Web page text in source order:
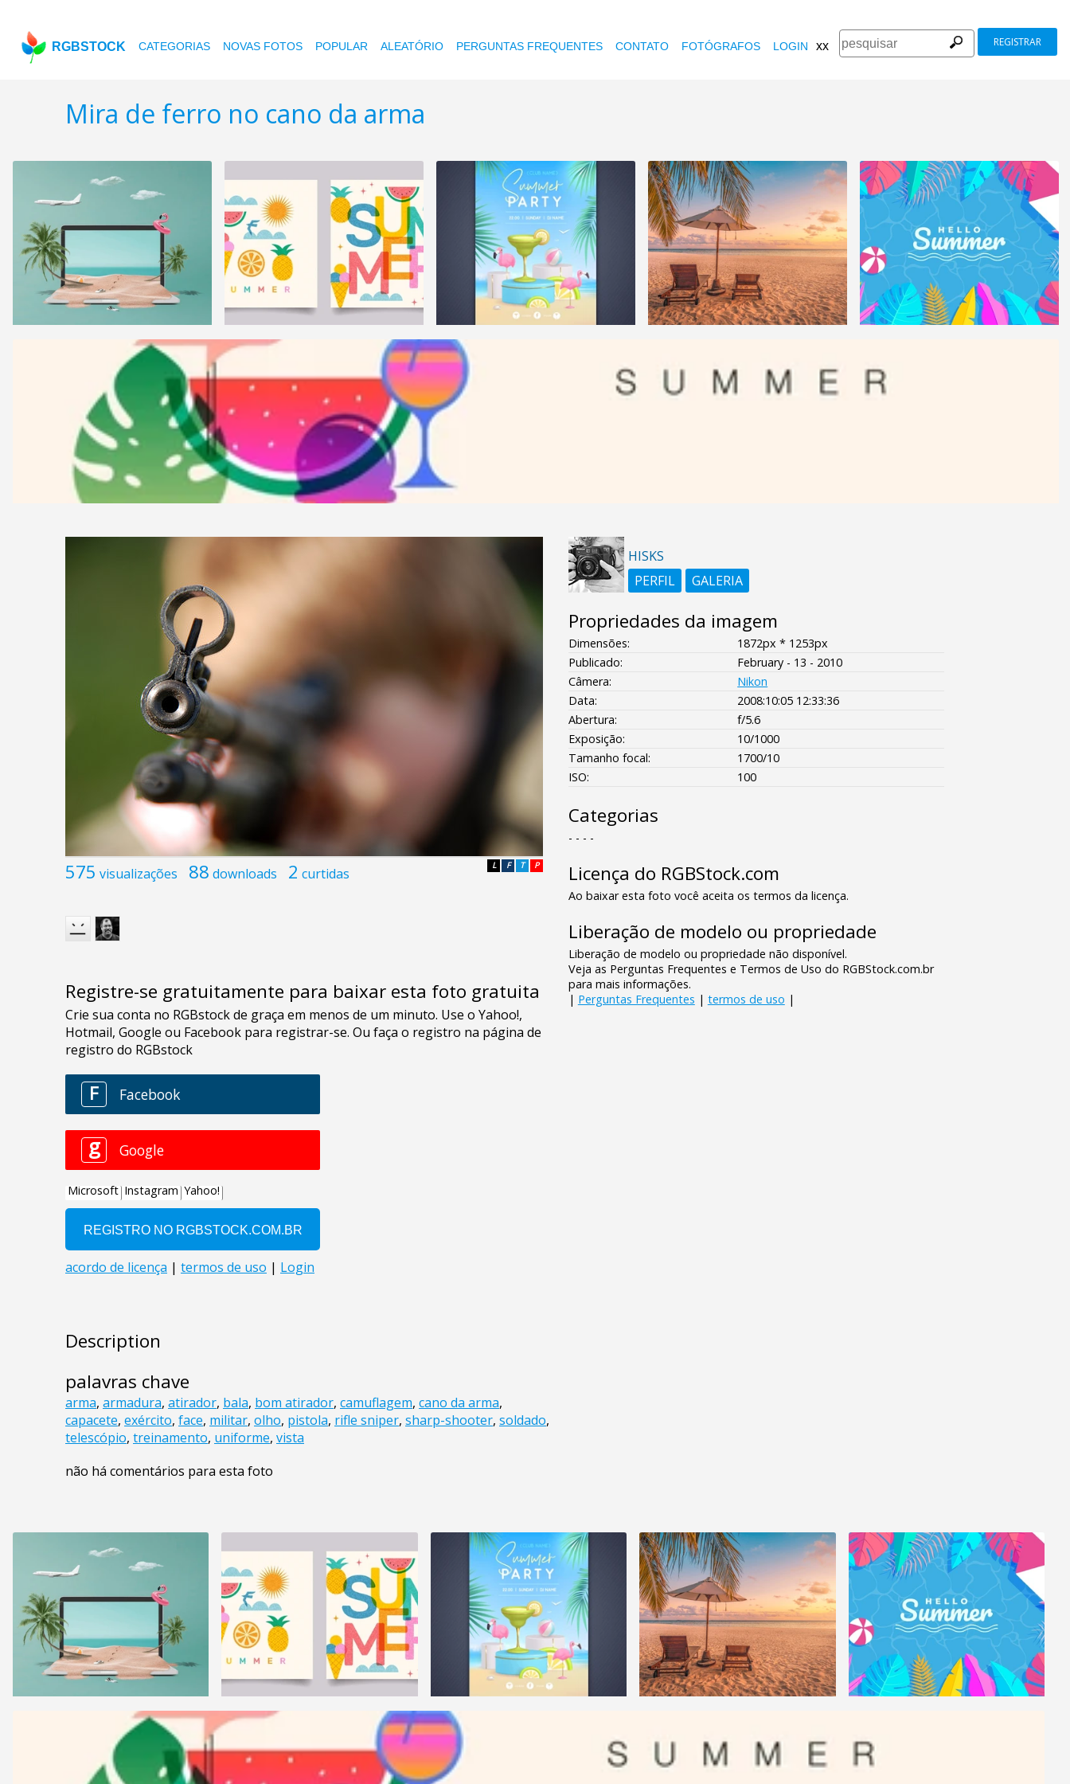
RGBSTOCK CATEGORIAS NOVAS FOTOS POPULAR ALEATÓRIO PERGUNTAS FREQUENTES CONTATO FOTÓGRAFOS LOGIN xx REGISTRAR
Mira de ferro no cano da arma
575 visualizações 88 downloads 2 curtidas P
T
F
L
Registre-se gratuitamente para baixar esta foto gratuita
Description
palavras chave
arma, armadura, atirador, bala, bom atirador, camuflagem, cano da arma,
capacete, exército, face, militar, olho, pistola, rifle sniper, sharp-shooter, soldado,
telescópio, treinamento, uniforme, vista
não há comentários para esta foto
HISKS
PERFIL
GALERIA
Propriedades da imagem
Dimensões:
1872px * 1253px
Publicado:
February - 13 - 2010
Câmera:
Nikon
Data:
2008:10:05 12:33:36
Abertura:
f/5.6
Exposição:
10/1000
Tamanho focal:
1700/10
ISO:
100
Categorias
- - - -
Licença do RGBStock.com
Ao baixar esta foto você aceita os termos da licença.
Liberação de modelo ou propriedade
Liberação de modelo ou propriedade não disponível.
Veja as Perguntas Frequentes e Termos de Uso do RGBStock.com.br
para mais informações.
| Perguntas Frequentes | termos de uso |